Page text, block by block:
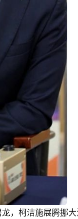
，柯洁施展腾挪